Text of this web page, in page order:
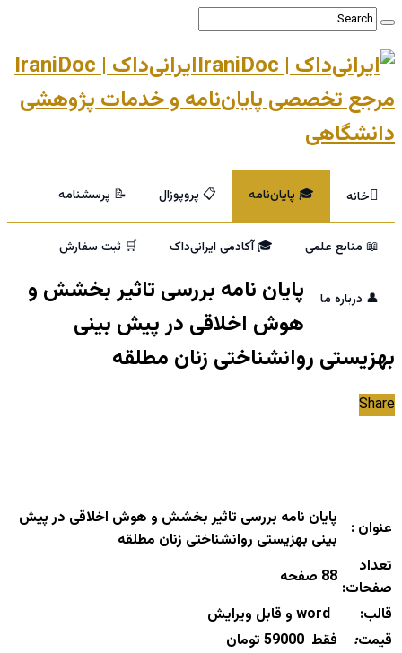
ایرانی‌داک | IraniDoc
مرجع تخصصی پایان‌نامه و خدمات پژوهشی
دانشگاهی
خانه 🎓 پایان‌نامه 📋 پروپوزال 📝 پرسشنامه
📖 منابع علمی 🎓 آکادمی ایرانی‌داک 🛒 ثبت سفارش
👤 درباره ما
پایان نامه بررسی تاثیر بخشش و
هوش اخلاقی در پیش بینی
بهزیستی روانشناختی زنان مطلقه
Share
عنوان :
پایان نامه بررسی تاثیر بخشش و هوش اخلاقی در پیش
بینی بهزیستی روانشناختی زنان مطلقه
تعداد
صفحات:
88 صفحه
قالب:
قیمت:
فقط 59000 تومان